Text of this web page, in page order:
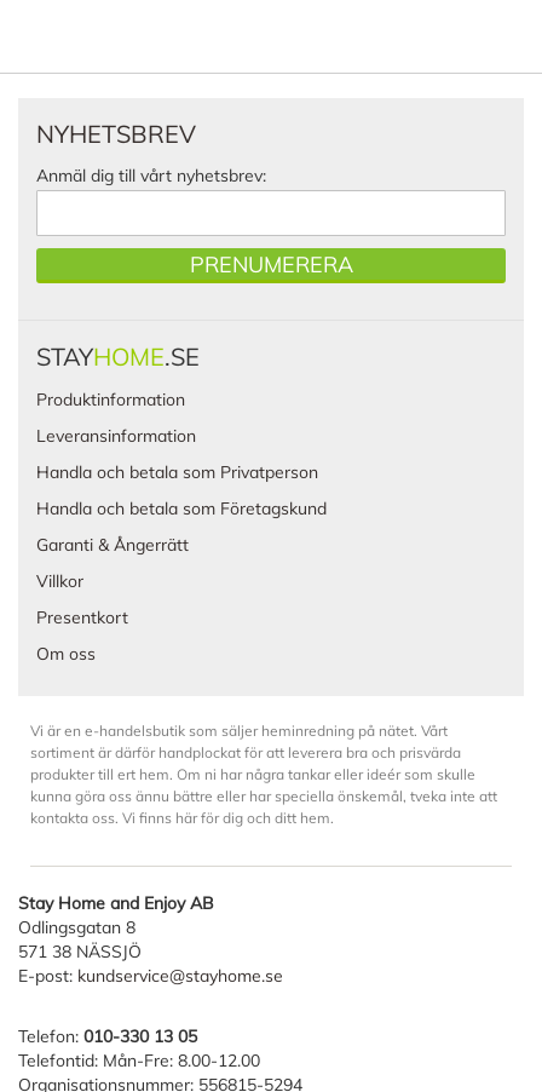
NYHETSBREV
Anmäl dig till vårt nyhetsbrev:
PRENUMERERA
STAYHOME.SE
Produktinformation
Leveransinformation
Handla och betala som Privatperson
Handla och betala som Företagskund
Garanti & Ångerrätt
Villkor
Presentkort
Om oss
Vi är en e-handelsbutik som säljer heminredning på nätet. Vårt
sortiment är därför handplockat för att leverera bra och prisvärda
produkter till ert hem. Om ni har några tankar eller ideér som skulle
kunna göra oss ännu bättre eller har speciella önskemål, tveka inte att
kontakta oss. Vi finns här för dig och ditt hem.
Stay Home and Enjoy AB
Odlingsgatan 8
571 38 NÄSSJÖ
E-post: kundservice@stayhome.se
Telefon: 010-330 13 05
Telefontid: Mån-Fre: 8.00-12.00
Organisationsnummer: 556815-5294